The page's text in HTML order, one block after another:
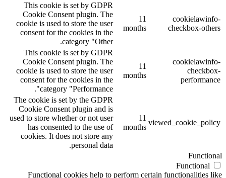
cookielawinfo-
checkbox-others
11
months
This cookie is set by GDPR
Cookie Consent plugin. The
cookie is used to store the user
consent for the cookies in the
category "Other.
cookielawinfo-
checkbox-
performance
11
months
This cookie is set by GDPR
Cookie Consent plugin. The
cookie is used to store the user
consent for the cookies in the
category "Performance".
viewed_cookie_policy
11
months
The cookie is set by the GDPR
Cookie Consent plugin and is
used to store whether or not user
has consented to the use of
cookies. It does not store any
personal data.
Functional
Functional
Functional cookies help to perform certain functionalities like